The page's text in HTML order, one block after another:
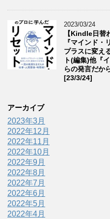
2023/03/24
【Kindle日替
『マインド
プラスに変え
ト(編集)他『
らの発言だか
[23/3/24]
アーカイブ
2023年3月
2022年12月
2022年11月
2022年10月
2022年9月
2022年8月
2022年7月
2022年6月
2022年5月
2022年4月